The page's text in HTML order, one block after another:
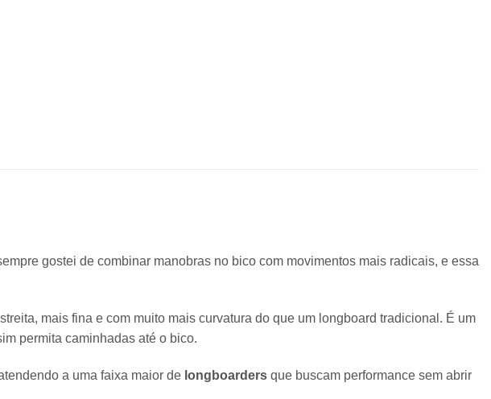
gostei de combinar manobras no bico com movimentos mais radicais, e essa
mais fina e com muito mais curvatura do que um longboard tradicional. É um
permita caminhadas até o bico.
a uma faixa maior de longboarders que buscam performance sem abrir